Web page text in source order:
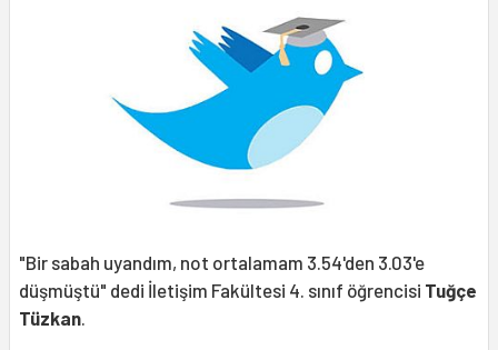
"Bir sabah uyandım, not ortalamam 3.54'den 3.03'e
düşmüştü" dedi İletişim Fakültesi 4. sınıf öğrencisi Tuğçe
Tüzkan